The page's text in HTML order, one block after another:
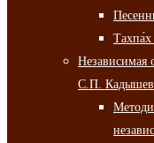
Тахпа́х
Независимая
С.П.